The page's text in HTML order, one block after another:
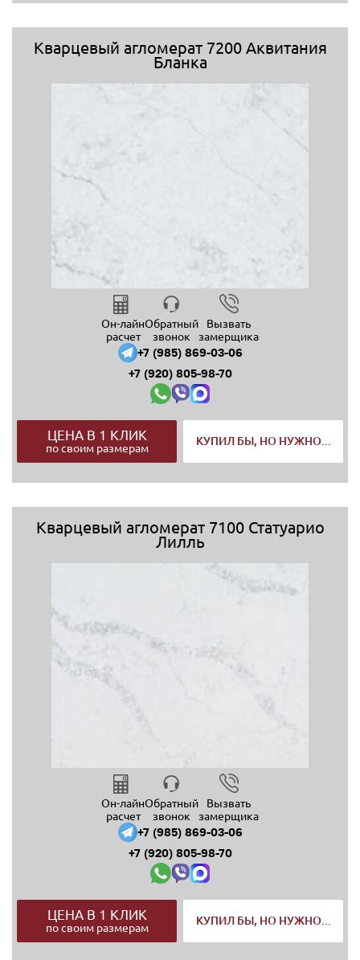
Кварцевый агломерат 7200 Аквитания
Бланка
Он-лайн
расчет
Обратный
звонок
Вызвать
замерщика
+7 (985) 869-03-06
+7 (920) 805-98-70
ЦЕНА В 1 КЛИК
по своим размерам
КУПИЛ БЫ, НО НУЖНО...
Кварцевый агломерат 7100 Статуарио
Лилль
Он-лайн
расчет
Обратный
звонок
Вызвать
замерщика
+7 (985) 869-03-06
+7 (920) 805-98-70
ЦЕНА В 1 КЛИК
по своим размерам
КУПИЛ БЫ, НО НУЖНО...